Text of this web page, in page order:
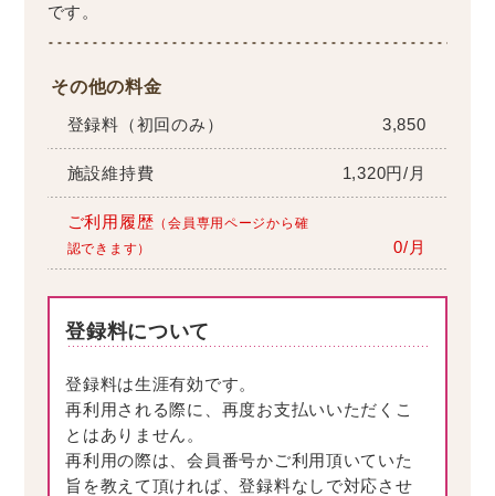
です。
その他の料金
登録料（初回のみ） 3,850
施設維持費 1,320円/月
ご利用履歴 （会員専用ページから確
認できます）
0/月
登録料について
登録料は生涯有効です。
再利用される際に、再度お支払いいただくこ
とはありません。
再利用の際は、会員番号かご利用頂いていた
旨を教えて頂ければ、登録料なしで対応させ